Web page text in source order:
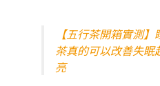
【五行茶開箱實測
茶真的可以改善失
亮